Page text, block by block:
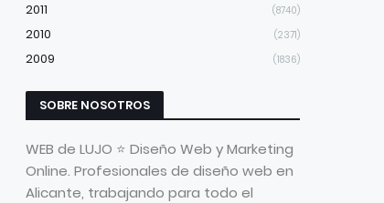
2011 (8740)
2010 (2371)
2009 (1836)
SOBRE NOSOTROS
WEB de LUJO ⭐ Diseño Web y Marketing
Online. Profesionales de diseño web en
Alicante, trabajando para todo el